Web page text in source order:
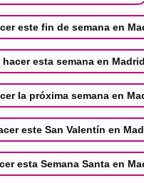
este fin de semana en
hacer esta semana en Madrid
la próxima semana en
este San Valentín en
esta Semana Santa en